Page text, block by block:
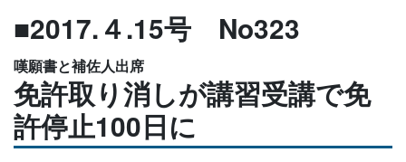
■2017.４.15号 No323
嘆願書と補佐人出席
免許取り消しが講習受講で免
許停止100日に